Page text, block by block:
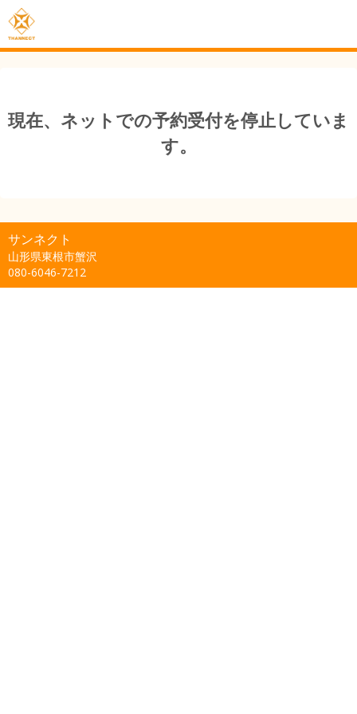
現在、ネットでの予約受付を停止していま
す。
サンネクト
山形県東根市蟹沢
080-6046-7212